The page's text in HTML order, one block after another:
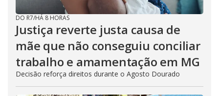
DO R7/HÁ 8 HORAS
Justiça reverte justa causa de
mãe que não conseguiu conciliar
trabalho e amamentação em MG
Decisão reforça direitos durante o Agosto Dourado